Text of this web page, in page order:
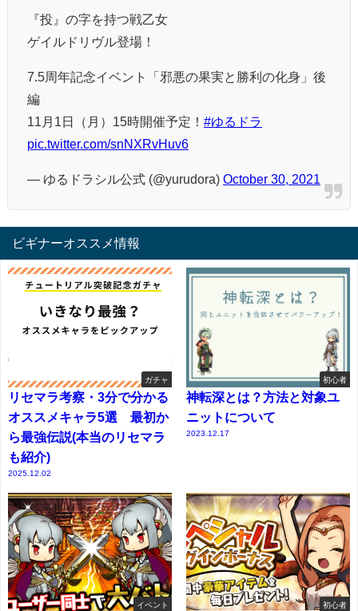
『投』の字を持つ戦乙女
ゲイルドリヴル登場！
7.5周年記念イベント「邪悪の果実と勝利の化身」後
編
11月1日（月）15時開催予定！ #ゆるドラ
pic.twitter.com/snNXRvHuv6
— ゆるドラシル公式 (@yurudora) October 30, 2021
ビギナーオススメ情報
ガチャ
リセマラ考察・3分で分かる
オススメキャラ5選 最初か
ら最強伝説(本当のリセマラ
も紹介)
2025.12.02
初心者
神転深とは？方法と対象ユ
ニットについて
2023.12.17
イベント 初心者